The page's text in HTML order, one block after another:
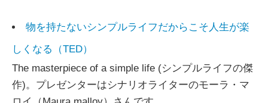
物を持たないシンプルライフだからこそ人生が楽
しくなる（TED）
The masterpiece of a simple life (シンプルライフの傑
作)。プレゼンターはシナリオライターのモーラ・マ